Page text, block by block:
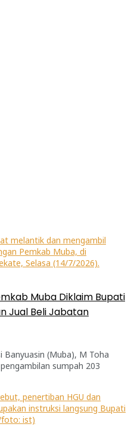
Muba Diklaim Bupati
Jual Beli Jabatan
Banyuasin (Muba), M Toha
sumpah 203